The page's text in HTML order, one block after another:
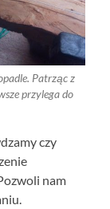
Patrząc z
przylega do
czy
nam